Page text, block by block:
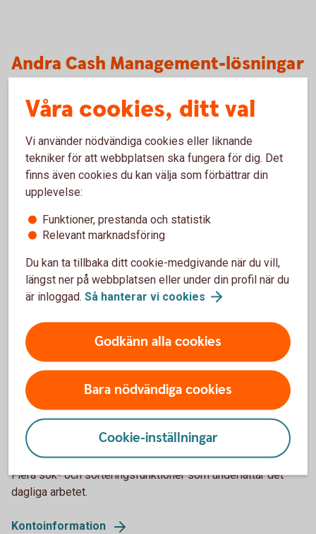
Andra Cash Management-lösningar
Cash Pool-lösningar
samlade likviditet med en konsoliderad överblick.
Koncernkonto
Cash PoolSolution
Bankgironummer
Ditt företags bankgironummer är allt dina kunder behöver
för att betala dina fakturor. Du kan enkelt byta konto men
ändå behålla samma bankgironummer.
Bankgiro
Kontoinformation
Vi erbjuder färdiga rapporter och möjlighet till att skapa
egna rapporter som kan exporteras till ekonomisystemet.
Flera sök- och sorteringsfunktioner som underlättar det
dagliga arbetet.
Kontoinformation
Våra cookies, ditt val
Vi använder nödvändiga cookies eller liknande
tekniker för att webbplatsen ska fungera för dig. Det
finns även cookies du kan välja som förbättrar din
upplevelse:
Funktioner, prestanda och statistik
Relevant marknadsföring
Du kan ta tillbaka ditt cookie-medgivande när du vill,
längst ner på webbplatsen eller under din profil när du
är inloggad. Så hanterar vi cookies
Godkänn alla cookies
Bara nödvändiga cookies
Cookie-inställningar